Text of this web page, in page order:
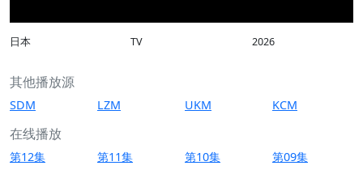
日本 TV 2026
其他播放源
SDM LZM UKM KCM
在线播放
第12集 第11集 第10集
第09集